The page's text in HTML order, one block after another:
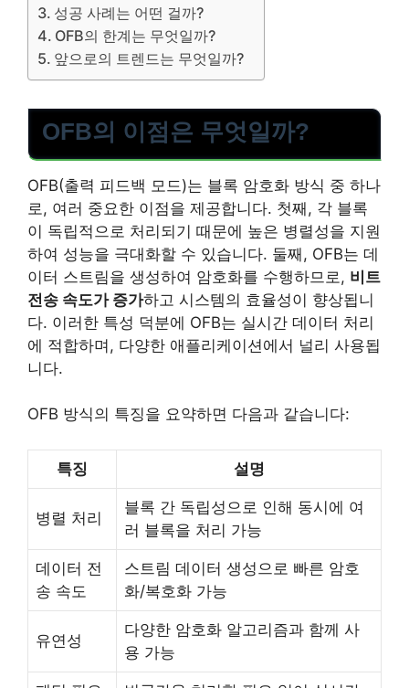
성공 사례는 어떤 걸까?
OFB의 한계는 무엇일까?
앞으로의 트렌드는 무엇일까?
OFB의 이점은 무엇일까?
OFB(출력 피드백 모드)는 블록 암호화 방식 중 하나
로, 여러 중요한 이점을 제공합니다. 첫째, 각 블록
이 독립적으로 처리되기 때문에 높은 병렬성을 지원
하여 성능을 극대화할 수 있습니다. 둘째, OFB는 데
이터 스트림을 생성하여 암호화를 수행하므로, 비트
전송 속도가 증가하고 시스템의 효율성이 향상됩니
다. 이러한 특성 덕분에 OFB는 실시간 데이터 처리
에 적합하며, 다양한 애플리케이션에서 널리 사용됩
니다.
OFB 방식의 특징을 요약하면 다음과 같습니다:
특징 설명
병렬 처리
블록 간 독립성으로 인해 동시에 여
러 블록을 처리 가능
데이터 전
송 속도
스트림 데이터 생성으로 빠른 암호
화/복호화 가능
유연성
다양한 암호화 알고리즘과 함께 사
용 가능